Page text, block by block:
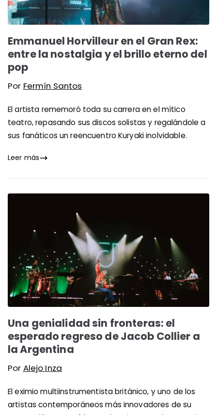
Emmanuel Horvilleur en el Gran Rex:
entre la nostalgia y el brillo eterno del
pop
Por Fermín Santos
El artista rememoró toda su carrera en el mítico
teatro, repasando sus discos solistas y regalándole a
sus fanáticos un reencuentro Kuryaki inolvidable.
Leer más
Una genialidad sin fronteras: el
esperado regreso de Jacob Collier a
la Argentina
Por Alejo Inza
El eximio multiinstrumentista británico, y uno de los
artistas contemporáneos más innovadores de su